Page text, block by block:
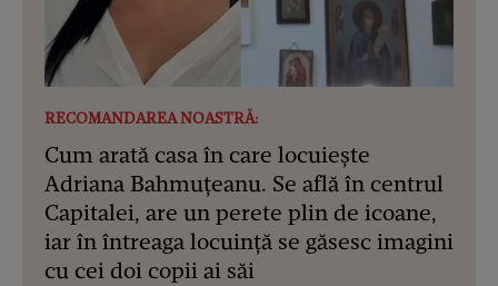
RECOMANDAREA NOASTRĂ:
Cum arată casa în care locuiește
Adriana Bahmuțeanu. Se află în centrul
Capitalei, are un perete plin de icoane,
iar în întreaga locuință se găsesc imagini
cu cei doi copii ai săi